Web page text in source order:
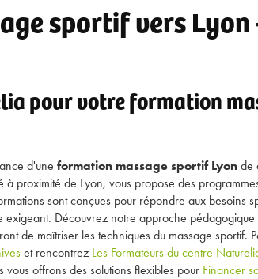
sportif vers
pour votre formation
d'une formation massage sportif Lyon de
proximité de Lyon, vous propose des
sont conçues pour répondre aux besoins
Découvrez notre approche pédagogique
de maîtriser les techniques du massage sportif.
et rencontrez Les Formateurs du centre
offrons des solutions flexibles pour Financer